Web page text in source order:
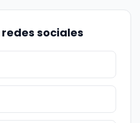
sociales